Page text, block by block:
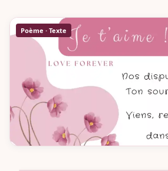
Poème · Texte